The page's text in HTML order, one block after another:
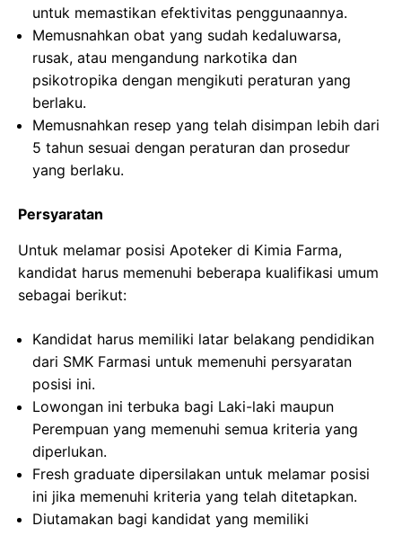
untuk memastikan efektivitas penggunaannya.
Memusnahkan obat yang sudah kedaluwarsa,
rusak, atau mengandung narkotika dan
psikotropika dengan mengikuti peraturan yang
berlaku.
Memusnahkan resep yang telah disimpan lebih dari
5 tahun sesuai dengan peraturan dan prosedur
yang berlaku.
Persyaratan
Untuk melamar posisi Apoteker di Kimia Farma,
kandidat harus memenuhi beberapa kualifikasi umum
sebagai berikut:
Kandidat harus memiliki latar belakang pendidikan
dari SMK Farmasi untuk memenuhi persyaratan
posisi ini.
Lowongan ini terbuka bagi Laki-laki maupun
Perempuan yang memenuhi semua kriteria yang
diperlukan.
Fresh graduate dipersilakan untuk melamar posisi
ini jika memenuhi kriteria yang telah ditetapkan.
Diutamakan bagi kandidat yang memiliki